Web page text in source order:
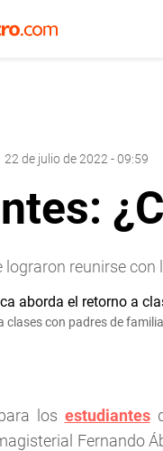
22 de julio de 2022 - 09:59
lograron reunirse
con padres de
los estudiantes
Fernando